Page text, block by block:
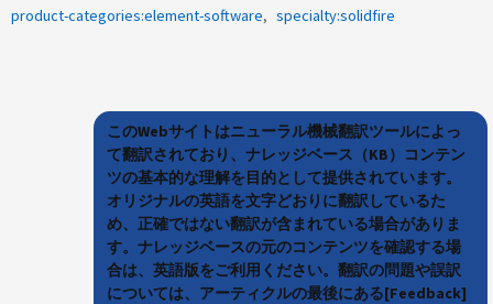
product-categories:element-software
specialty:solidfire
このWebサイトはニューラル機械翻訳ツールによっ
て翻訳されており、ナレッジベース（KB）コンテン
ツの基本的な理解を目的として提供されています。
オリジナルの英語を文字どおりに翻訳しているた
め、正確ではない翻訳が含まれている場合がありま
す。ナレッジベースの元のコンテンツを確認する場
合は、英語版をご利用ください。翻訳の問題や誤訳
については、アーティクルの最後にある[Feedback]